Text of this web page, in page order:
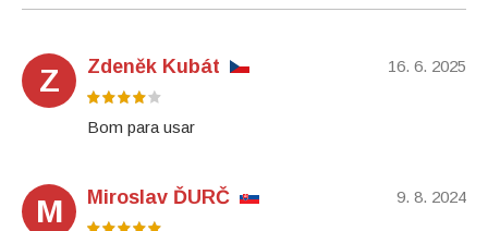
Z 16. 6. 2025
Zdeněk Kubát
Bom para usar
M 9. 8. 2024
Miroslav ĎURČ